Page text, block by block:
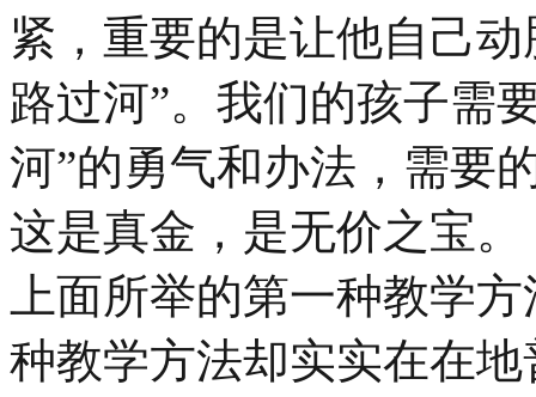
紧，重要的是让他自己
路过河”。我们的孩子需
河”的勇气和办法，需要
这是真金，是无价之宝。
上面所举的第一种教学
种教学方法却实实在在